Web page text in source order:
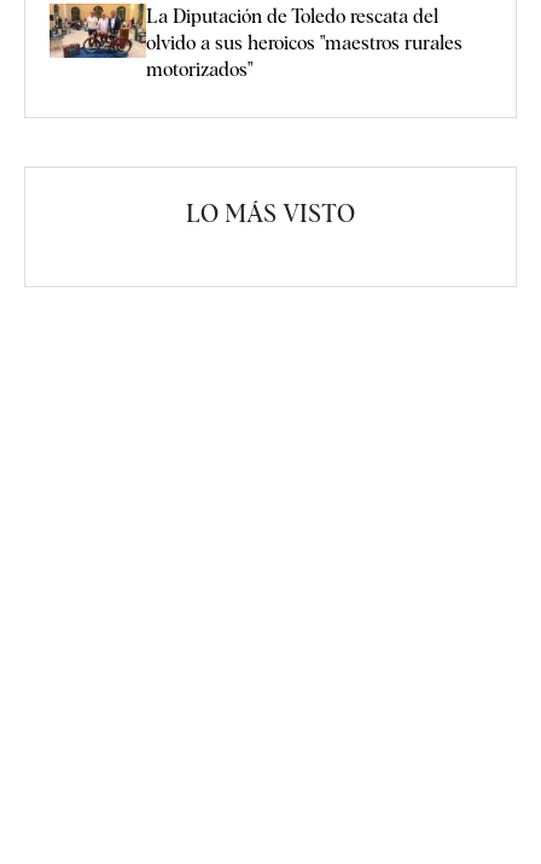
La Diputación de Toledo rescata del
olvido a sus heroicos "maestros rurales
motorizados"
LO MÁS VISTO